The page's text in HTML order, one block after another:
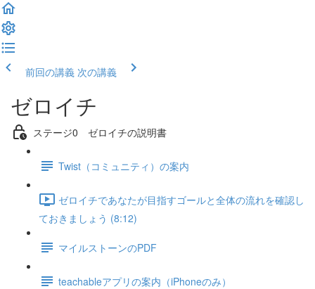
前回の講義 次の講義
ゼロイチ
ステージ0 ゼロイチの説明書
Twist（コミュニティ）の案内
ゼロイチであなたが目指すゴールと全体の流れを確認し
ておきましょう (8:12)
マイルストーンのPDF
teachableアプリの案内（iPhoneのみ）